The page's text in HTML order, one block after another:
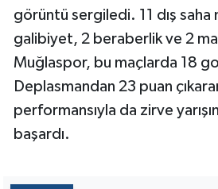
görüntü sergiledi. 11 dış saha
galibiyet, 2 beraberlik ve 2
Muğlaspor, bu maçlarda 18
Deplasmandan 23 puan
performansıyla da zirve
başardı.